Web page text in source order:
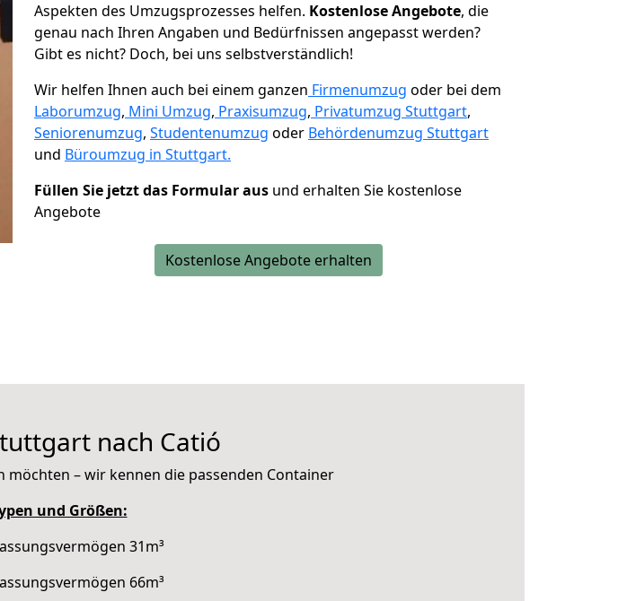
Aspekten des Umzugsprozesses helfen. Kostenlose Angebote, die
genau nach Ihren Angaben und Bedürfnissen angepasst werden?
Gibt es nicht? Doch, bei uns selbstverständlich!
Wir helfen Ihnen auch bei einem ganzen Firmenumzug oder bei dem
Laborumzug, Mini Umzug, Praxisumzug, Privatumzug Stuttgart,
Seniorenumzug, Studentenumzug oder Behördenumzug Stuttgart
und Büroumzug in Stuttgart.
Füllen Sie jetzt das Formular aus und erhalten Sie kostenlose
Angebote
Kostenlose Angebote erhalten
nach Catió
möchten – wir kennen die passenden Container
und Größen:
31m³
66m³